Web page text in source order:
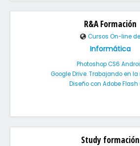
R&A Formación
Cursos On-line de
Informática
Photoshop CS6
Google Drive. Trabajando en
Diseño con Adobe Flash
Study formación